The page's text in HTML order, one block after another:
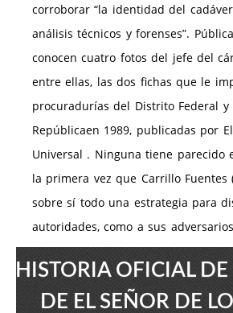
corroborar “la identidad del
análisis técnicos y forenses”.
conocen cuatro fotos del jefe del
entre ellas, las dos fichas que le
procuradurías del Distrito Federal y
Repúblicaen 1989, publicadas por
Universal . Ninguna tiene parecido
la primera vez que Carrillo Fuentes
sobre sí todo una estrategia para
autoridades, como a sus
HISTORIA OFICIAL DE
DE EL SEÑOR DE